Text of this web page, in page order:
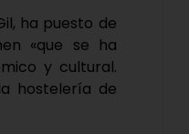
ha puesto de
«que se ha
y cultural.
hostelería de